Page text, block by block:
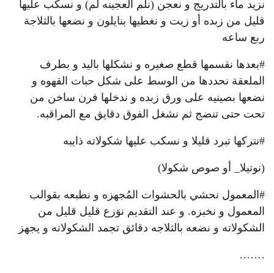
نزيد ماء بالتدريج و نعجن (نلم العجينه لم) و نسكب عليها
قليل من زبده أو زيت و نغطيها بنايلون و نضعها بالثلاجة
ربع ساعه
#بعدها نقسمها قطع صغيره و نشكلها باليد و بطرف
الملعقة نحددها من الوسط على شكل حبات القهوه و
نضعها بصينيه على ورق زبده و ندخلها فرن ساخن من
تحت حتى تنضج ثم نشغل الفوق دقايق مع المراقبه.
#نتركها تبرد قليلا و نسكب عليها شكولاته ذايبه
(نوتيلا_ أو صوص شكولا)
#المعمول نحشي بالحشوات المُجهزه و نطبعه بقوالب
المعمول و نخبزه. و عند التقديم نوَزع قليل قليل من
الشكولاته و نضعه بالثلاجه دقائق تجمد الشكولاته و يجهز
…….